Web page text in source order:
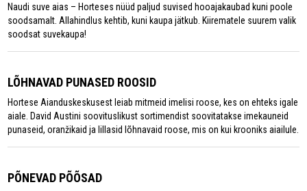
Naudi suve aias – Horteses nüüd paljud suvised hooajakaubad kuni poole
soodsamalt. Allahindlus kehtib, kuni kaupa jätkub. Kiirematele suurem valik
soodsat suvekaupa!
LÕHNAVAD PUNASED ROOSID
Hortese Aianduskeskusest leiab mitmeid imelisi roose, kes on ehteks igale
aiale. David Austini soovituslikust sortimendist soovitatakse imekauneid
punaseid, oranžikaid ja lillasid lõhnavaid roose, mis on kui krooniks aiailule.
PÕNEVAD PÕÕSAD